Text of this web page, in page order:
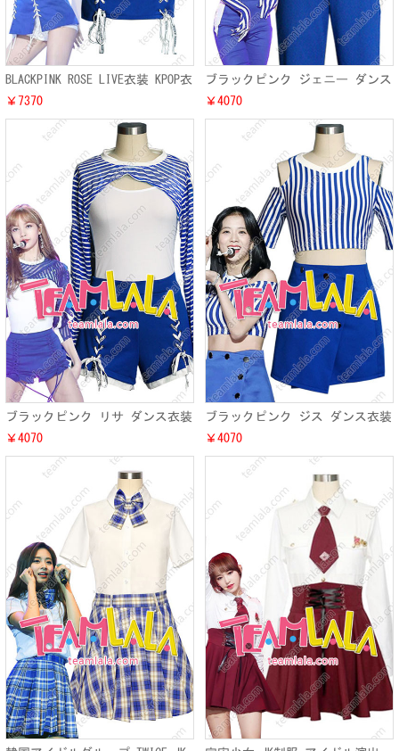
BLACKPINK ROSE LIVE衣装 KPOP衣
装 Kポップ ダンス服 仮装 ブラ
ックピンク ロゼ
￥7370
ブラックピンク ジェニー ダンス
衣装 ブルー演出服 激安
BLACKPINK JENNIE ダンス
￥4070
ブラックピンク リサ ダンス衣装
ブルー演出服 激安 BLACKPINK
LISA パフォーマンス ダンス服
￥4070
ブラックピンク ジス ダンス衣装
KPOP パフォーマンス 真似服
BLACKPINK JISOO Kポップ
￥4070